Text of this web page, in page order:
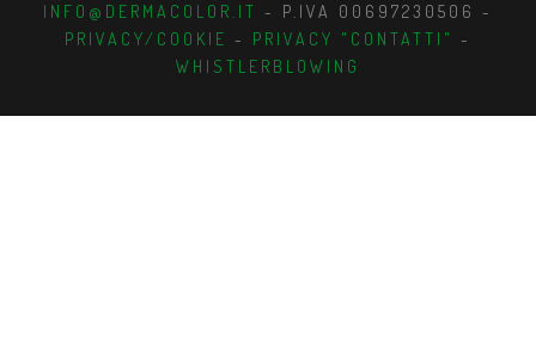
INFO@DERMACOLOR.IT - P.IVA 00697230506 -
PRIVACY/COOKIE - PRIVACY "CONTATTI" -
WHISTLERBLOWING